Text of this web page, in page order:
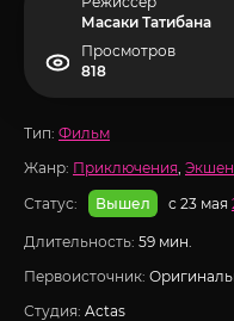
Масаки Татибана
Просмотров
818
Тип: Фильм
Жанр: Приключения, Экшен
Статус:
Вышел с 23 мая
Длительность: 59 мин.
Первоисточник:
Студия: Actas